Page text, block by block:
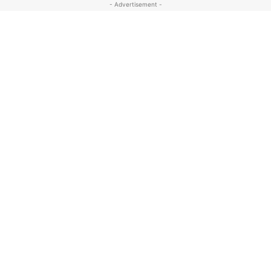
- Advertisement -